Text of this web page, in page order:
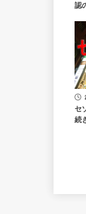
認
セ
続